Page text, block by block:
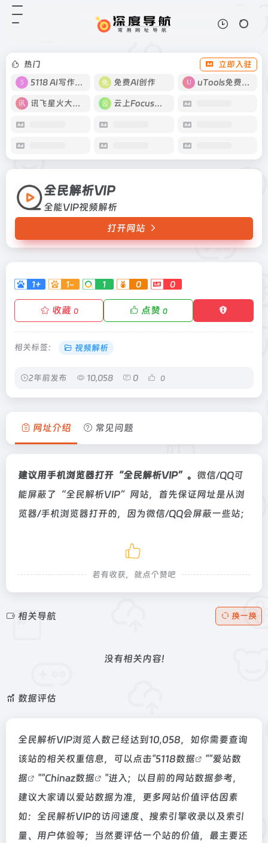
热门
立即入驻
5118 AI写作工具
免费AI创作 uTools免费工具箱
讯飞星火大模型 云上Focus接码
全民解析VIP
全能VIP视频解析
打开网站
1+ 1- 1 0 0
收藏 0 点赞 0
相关标签： 视频解析
2年前发布 10,058 0 0
网址介绍 常见问题
建议用手机浏览器打开“全民解析VIP”。 微信/QQ可
能屏蔽了“全民解析VIP”网站，首先保证网址是从浏
览器/手机浏览器打开的，因为微信/QQ会屏蔽一些站；
若有收获，就点个赞吧
相关导航 换一换
没有相关内容!
数据评估
全民解析VIP浏览人数已经达到10,058，如你需要查询
该站的相关权重信息，可以点击"5118数据 ""爱站数
据
""Chinaz数据
"进入；以目前的网站数据参考，
建议大家请以爱站数据为准，更多网站价值评估因素
如：全民解析VIP的访问速度、搜索引擎收录以及索引
量、用户体验等；当然要评估一个站的价值，最主要还